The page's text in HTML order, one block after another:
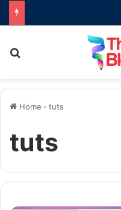
Home - tuts
tuts